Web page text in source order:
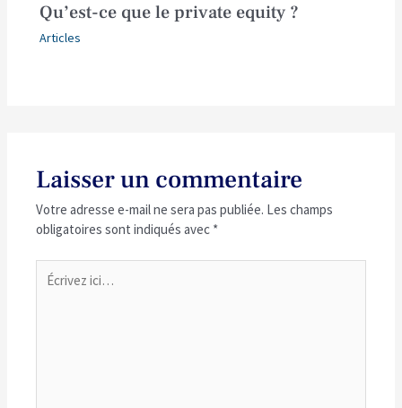
Qu’est-ce que le private equity ?
Articles
Laisser un commentaire
Votre adresse e-mail ne sera pas publiée. Les champs
obligatoires sont indiqués avec *
ici…